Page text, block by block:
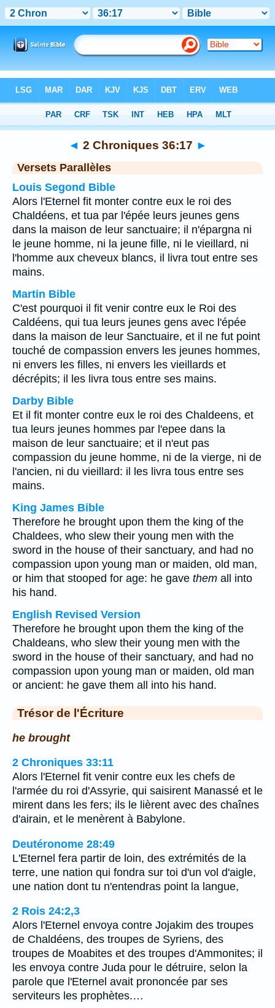
>Chapitre 36 > Verset 17
◄ 2 Chroniques 36:17 ►
Versets Parallèles
Louis Segond Bible
Alors l'Eternel fit monter contre eux le roi des
Chaldéens, et tua par l'épée leurs jeunes gens
dans la maison de leur sanctuaire; il n'épargna ni
le jeune homme, ni la jeune fille, ni le vieillard, ni
l'homme aux cheveux blancs, il livra tout entre ses
mains.
Martin Bible
C'est pourquoi il fit venir contre eux le Roi des
Caldéens, qui tua leurs jeunes gens avec l'épée
dans la maison de leur Sanctuaire, et il ne fut point
touché de compassion envers les jeunes hommes,
ni envers les filles, ni envers les vieillards et
décrépits; il les livra tous entre ses mains.
Darby Bible
Et il fit monter contre eux le roi des Chaldeens, et
tua leurs jeunes hommes par l'epee dans la
maison de leur sanctuaire; et il n'eut pas
compassion du jeune homme, ni de la vierge, ni de
l'ancien, ni du vieillard: il les livra tous entre ses
mains.
King James Bible
Therefore he brought upon them the king of the
Chaldees, who slew their young men with the
sword in the house of their sanctuary, and had no
compassion upon young man or maiden, old man,
or him that stooped for age: he gave them all into
his hand.
English Revised Version
Therefore he brought upon them the king of the
Chaldeans, who slew their young men with the
sword in the house of their sanctuary, and had no
compassion upon young man or maiden, old man
or ancient: he gave them all into his hand.
Trésor de l'Écriture
he brought
2 Chroniques 33:11
Alors l'Eternel fit venir contre eux les chefs de
l'armée du roi d'Assyrie, qui saisirent Manassé et le
mirent dans les fers; ils le lièrent avec des chaînes
d'airain, et le menèrent à Babylone.
Deutéronome 28:49
L'Eternel fera partir de loin, des extrémités de la
terre, une nation qui fondra sur toi d'un vol d'aigle,
une nation dont tu n'entendras point la langue,
2 Rois 24:2,3
Alors l'Eternel envoya contre Jojakim des troupes
de Chaldéens, des troupes de Syriens, des
troupes de Moabites et des troupes d'Ammonites; il
les envoya contre Juda pour le détruire, selon la
parole que l'Eternel avait prononcée par ses
serviteurs les prophètes.…